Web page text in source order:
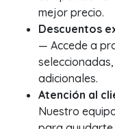
mejor precio.
Descuentos
— Accede a
adicionales.
Atención al
Nuestro